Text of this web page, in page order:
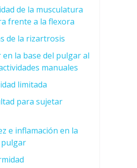
de la musculatura
frente a la flexora
de la rizartrosis
en la base del pulgar al
manuales
limitada
para sujetar
e inflamación en la
pulgar